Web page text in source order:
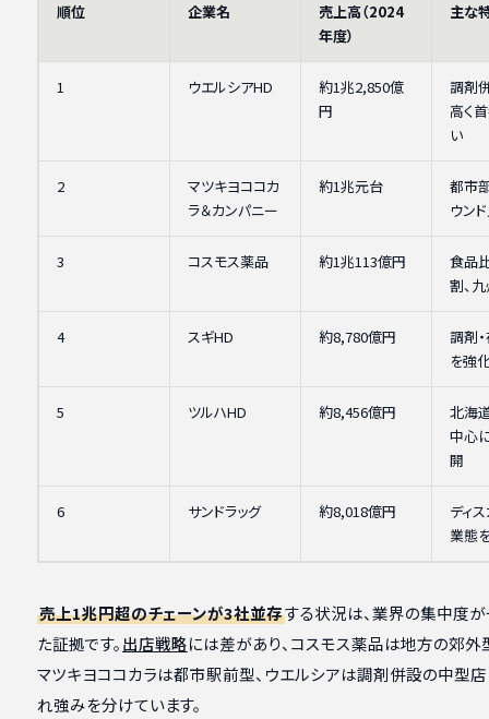
順位 企業名
売上高（2024
年度）
主な
1 ウエルシアHD
約1兆2,850億
円
調剤
高く
い
2
マツキヨココカ
ラ＆カンパニー
約1兆元台
都市
ウン
3 コスモス薬品 約1兆113億円
食品
割、
4 スギHD 約8,780億円
調剤
を強
5 ツルハHD 約8,456億円
北海
中心
開
6 サンドラッグ 約8,018億円
ディ
業態
売上1兆円超のチェーンが3社並存する状況は、業界の集中度
た証拠です。出店戦略には差があり、コスモス薬品は地方の郊外
マツキヨココカラは都市駅前型、ウエルシアは調剤併設の中型店
れ強みを分けています。